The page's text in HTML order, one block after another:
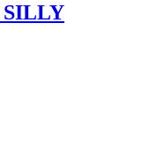
SILLY